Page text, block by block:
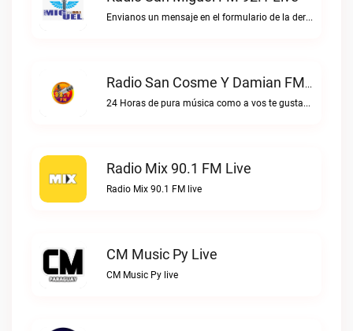
Envianos un mensaje en el formulario de la derecha, o escribinos directo al WhatsApp.Radio San Miguel FM 92.1 live
Radio San Cosme Y Damian FM Live
24 Horas de pura música como a vos te gustaRadio San Cosme y Damian FM live
Radio Mix 90.1 FM Live
Radio Mix 90.1 FM live
CM Music Py Live
CM Music Py live